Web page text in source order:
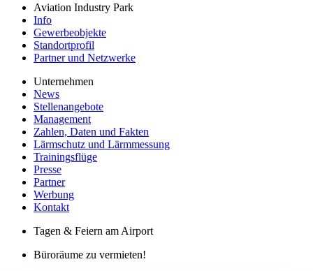
Aviation Industry Park
Info
Gewerbeobjekte
Standortprofil
Partner und Netzwerke
Unternehmen
News
Stellenangebote
Management
Zahlen, Daten und Fakten
Lärmschutz und Lärmmessung
Trainingsflüge
Presse
Partner
Werbung
Kontakt
Tagen & Feiern am Airport
Büroräume zu vermieten!